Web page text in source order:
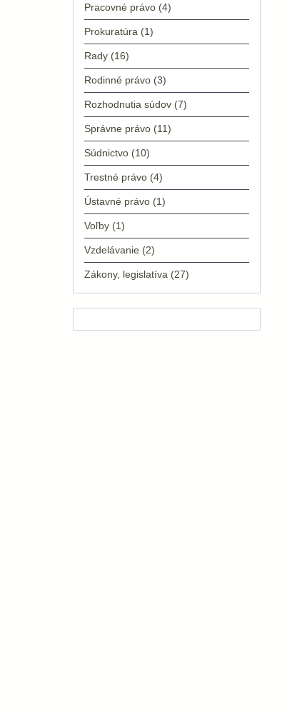
Pracovné právo (4)
Prokuratúra (1)
Rady (16)
Rodinné právo (3)
Rozhodnutia súdov (7)
Správne právo (11)
Súdnictvo (10)
Trestné právo (4)
Ústavné právo (1)
Voľby (1)
Vzdelávanie (2)
Zákony, legislatíva (27)